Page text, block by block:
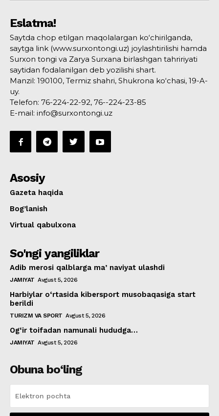
Eslatma!
Saytda chop etilgan maqolalargan ko‘chirilganda,
saytga link (www.surxontongi.uz) joylashtirilishi hamda
Surxon tongi va Zarya Surxana birlashgan tahririyati
saytidan fodalanilgan deb yozilishi shart.
Manzil: 190100, Termiz shahri, Shukrona ko‘chasi, 19-A-
uy.
Telefon: 76-224-22-92, 76--224-23-85
E-mail: info@surxontongi.uz
Asosiy
Gazeta haqida
Bog’lanish
Virtual qabulxona
So'ngi yangiliklar
Adib merosi qalblarga maʼnaviyat ulashdi
JAMIYAT Avgust 5, 2026
Harbiylar o‘rtasida kibersport musobaqasiga start
berildi
TURIZM VA SPORT Avgust 5, 2026
Og‘ir toifadan namunali hududga…
JAMIYAT Avgust 5, 2026
Obuna bo‘ling